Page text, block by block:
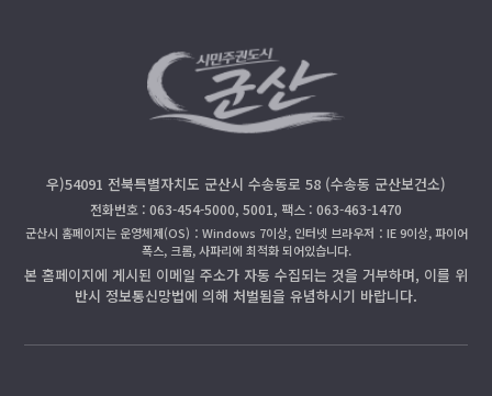
우)54091 전북특별자치도 군산시 수송동로 58 (수송동 군산보건소)
전화번호 : 063-454-5000, 5001, 팩스 : 063-463-1470
군산시 홈페이지는 운영체제(OS)：Windows 7이상, 인터넷 브라우저：IE 9이상, 파이어
폭스, 크롬, 사파리에 최적화 되어있습니다.
본 홈페이지에 게시된 이메일 주소가 자동 수집되는 것을 거부하며, 이를 위
반시 정보통신망법에 의해 처벌됨을 유념하시기 바랍니다.